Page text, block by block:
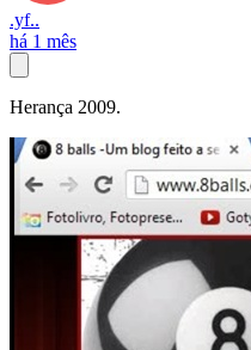
.yf..
há 1 mês
Herança 2009.